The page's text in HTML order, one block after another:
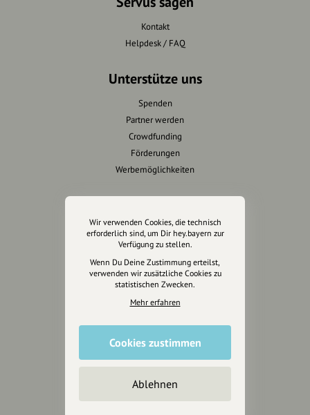
Kontakt
Helpdesk / FAQ
Unterstütze uns
Spenden
Partner werden
Crowdfunding
Förderungen
Werbemöglichkeiten
Impressum
Datenschutz
AGB
Cookies zurücksetzen
Mediakit
Wir verwenden Cookies, die technisch
erforderlich sind, um Dir hey.bayern zur
Verfügung zu stellen.
Wenn Du Deine Zustimmung erteilst,
verwenden wir zusätzliche Cookies zu
statistischen Zwecken.
Mehr erfahren
Cookies zustimmen
Ablehnen